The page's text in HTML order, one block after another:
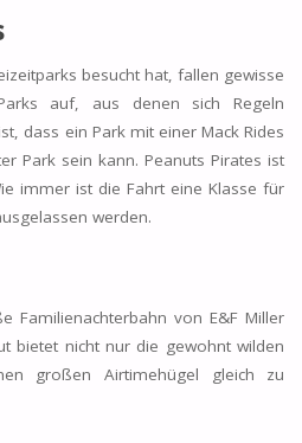
besucht hat, fallen gewisse
auf, aus denen sich Regeln
dass ein Park mit einer Mack Rides
Park sein kann. Peanuts Pirates ist
immer ist die Fahrt eine Klasse für
werden.
Familienachterbahn von E&F Miller
bietet nicht nur die gewohnt wilden
großen Airtimehügel gleich zu